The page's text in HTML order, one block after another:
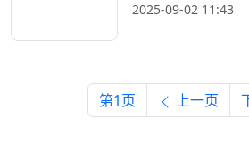
2025-09-02 11:43
第1页 上一页